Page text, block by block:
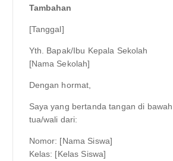
Tambahan
[Tanggal]
Yth. Bapak/Ibu Kepala Sekolah
[Nama Sekolah]
Dengan hormat,
Saya yang bertanda tangan di
tua/wali dari:
Nomor: [Nama Siswa]
Kelas: [Kelas Siswa]